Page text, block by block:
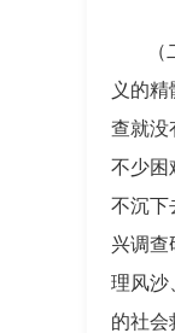
义的
查就没
不少困
不沉下
兴调查
理风沙
的社会